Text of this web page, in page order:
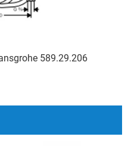
589.29.206